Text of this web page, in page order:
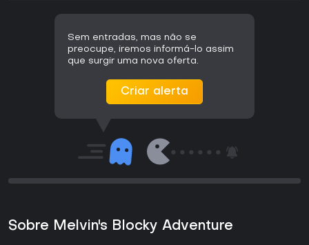
Sem entradas, mas não se
preocupe, iremos informá-lo assim
que surgir uma nova oferta.
Criar alerta
Sobre Melvin's Blocky Adventure